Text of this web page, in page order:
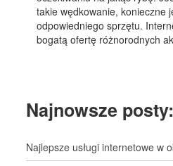
takie wędkowanie, konieczne
odpowiedniego sprzętu.
bogatą ofertę różnorodnych
Najnowsze posty:
Najlepsze usługi internetowe w